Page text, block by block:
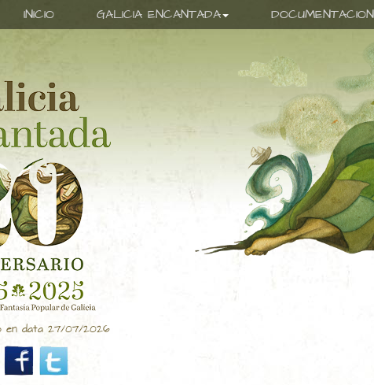
INICIO GALICIA ENCANTADA DOCUMENTACION
en data 27/07/2026